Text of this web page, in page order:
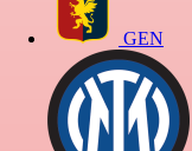
GEN